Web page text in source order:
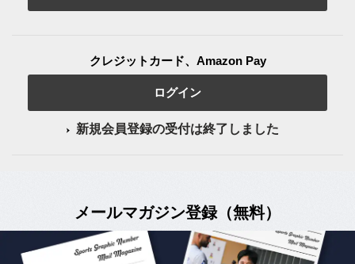
クレジットカード、Amazon Pay
ログイン
新規会員登録の受付は終了しました
メールマガジン登録（無料）